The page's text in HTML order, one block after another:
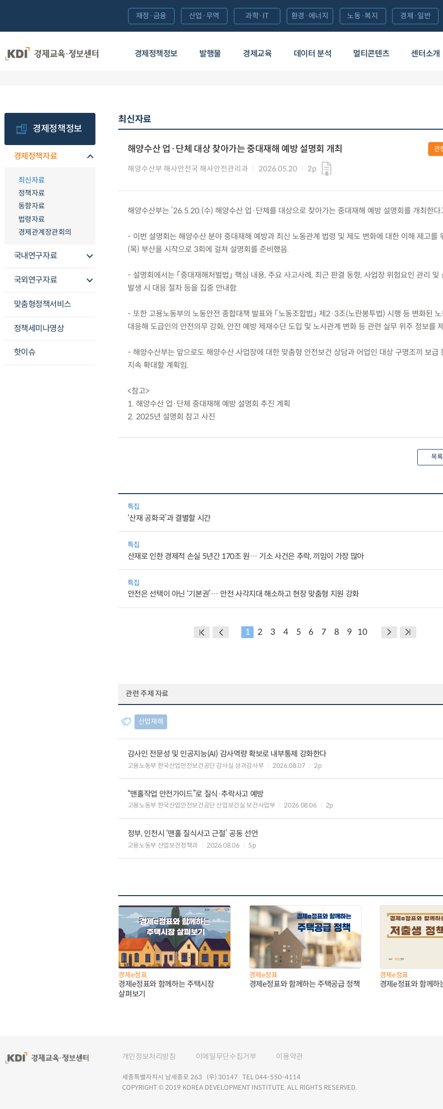
경제정책정보 발행물 경제교육 데이터 분석 멀티콘텐츠 센터소개
재정·금융 산업·무역 과학·IT 환경·에너지 노동·복지 경제·일반
경제정책정보
경제정책자료
최신자료
정책자료
동향자료
법령자료
경제관계장관회의
국내연구자료
국외연구자료
맞춤형정책서비스
정책세미나영상
핫이슈
최신자료
해양수산 업·단체 대상 찾아가는 중대재해 예방 설명회 개최
해양수산부 해사안전국 해사안전관리과 2026.05.20 2p
관
해양수산부는 ’26.5.20.(수) 해양수산 업·단체를 대상으로 찾아가는 중대재해 예방 설명회를 개최한다
- 이번 설명회는 해양수산 분야 중대재해 예방과 최신 노동관계 법령 및 제도 변화에 대한 이해 제고를
(목) 부산을 시작으로 3회에 걸쳐 설명회를 준비했음.
- 설명회에서는 「중대재해처벌법」 핵심 내용, 주요 사고사례, 최근 판결 동향, 사업장 위험요인 관리 및
발생 시 대응 절차 등을 집중 안내함.
- 또한 고용노동부의 노동안전 종합대책 발표와 「노동조합법」 제2·3조(노란봉투법) 시행 등 변화된
대응해 도급인의 안전의무 강화, 안전 예방 제재수단 도입 및 노사관계 변화 등 관련 실무 위주 정보를
- 해양수산부는 앞으로도 해양수산 사업장에 대한 맞춤형 안전보건 상담과 어업인 대상 구명조끼 보급
지속 확대할 계획임.
<참고>
1. 해양수산 업·단체 중대재해 예방 설명회 추진 계획
2. 2025년 설명회 참고 사진
목
특집
‘산재 공화국’과 결별할 시간
특집
산재로 인한 경제적 손실 5년간 170조 원… 기소 사건은 추락, 끼임이 가장 많아
특집
안전은 선택이 아닌 ‘기본권’… 안전 사각지대 해소하고 현장 맞춤형 지원 강화
1 2 3 4 5 6 7 8 9 10
관련 주제 자료
산업재해
감사인 전문성 및 인공지능(AI) 감사역량 확보로 내부통제 강화한다
고용노동부 한국산업안전보건공단 감사실 성과감사부 2026.08.07 2p
“맨홀작업 안전가이드”로 질식·추락사고 예방
고용노동부 한국산업안전보건공단 산업보건실 보건사업부 2026.08.06 2p
정부, 인천시 ‘맨홀 질식사고 근절’ 공동 선언
고용노동부 산업보건정책과 2026.08.06 5p
경제e정표
경제e정표와 함께하는 주택시장
살펴보기
경제e정표
경제e정표와 함께하는 주택공급 정책
경제e정표
경제e정표와 함께하
개인정보처리방침 이메일무단수집거부 이용약관
세종특별자치시 남세종로 263 (우) 30147 TEL 044-550-4114
COPYRIGHT © 2019 KOREA DEVELOPMENT INSTITUTE. ALL RIGHTS RESERVED.